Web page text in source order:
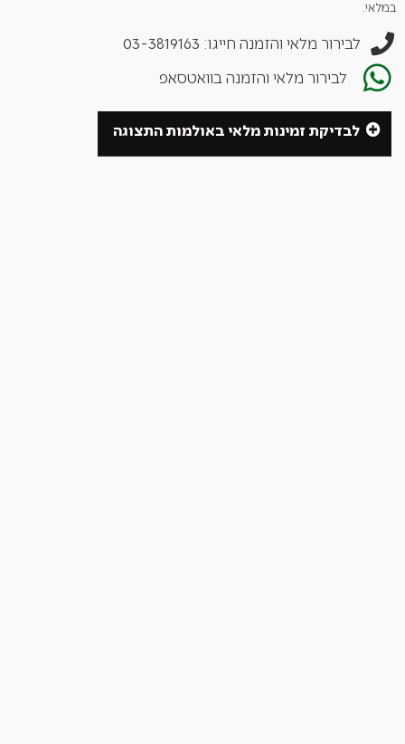
במלאי.
לבירור מלאי והזמנה חייגו: 03-3819163
לבירור מלאי והזמנה בוואטסאפ
לבדיקת זמינות מלאי באולמות התצוגה